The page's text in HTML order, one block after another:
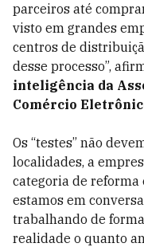
parceiros até
visto em grandes
centros de
desse processo”,
inteligência da
Comércio
Os “testes” não
localidades, a
categoria de reforma
estamos em
trabalhando de
realidade o quanto